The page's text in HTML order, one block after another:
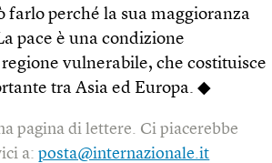
farlo perché la sua maggioranza
pace è una condizione
vulnerabile, che costituisce
tra Asia ed Europa. ◆
pagina di lettere. Ci piacerebbe
a:posta@internazionale.it